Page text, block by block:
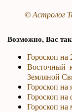
© Астролог
Возможно, Вас
Гороскоп на
Восточный
Земляной
Гороскоп на
Гороскоп на
Гороскоп на